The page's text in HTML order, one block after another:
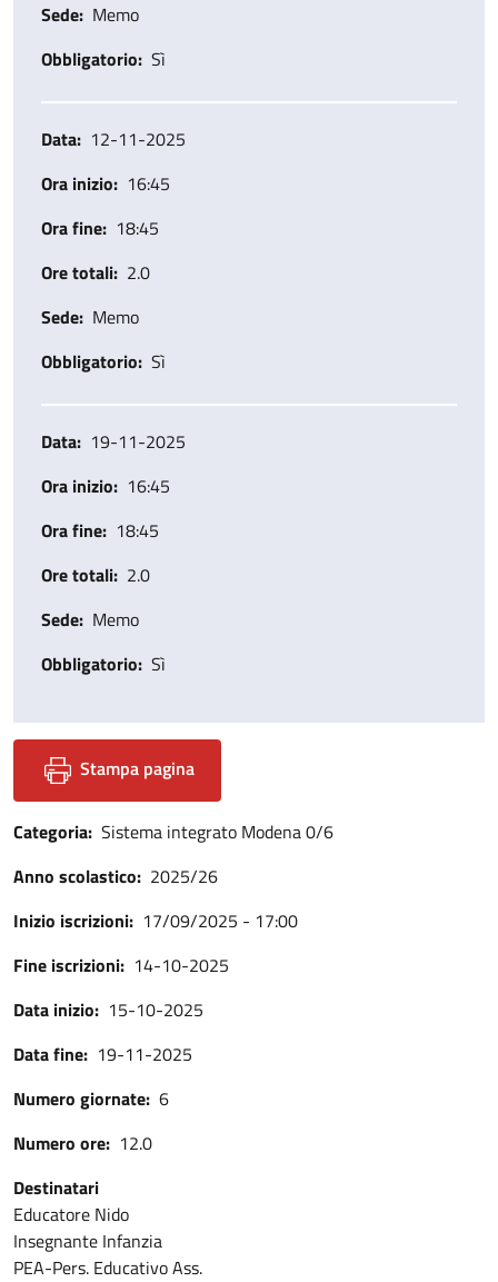
Sede Memo
Obbligatorio Sì
Data 12-11-2025
Ora inizio
16:45
Ora fine 18:45
Ore totali 2.0
Sede Memo
Obbligatorio Sì
Data 19-11-2025
Ora inizio
16:45
Ora fine 18:45
Ore totali 2.0
Sede Memo
Obbligatorio Sì
Stampa pagina
Categoria Sistema integrato Modena 0/6
Anno scolastico 2025/26
Inizio iscrizioni 17/09/2025 - 17:00
Fine iscrizioni 14-10-2025
Data inizio
15-10-2025
Data fine 19-11-2025
Numero giornate 6
Numero ore 12.0
Destinatari
Educatore Nido
Insegnante Infanzia
PEA-Pers. Educativo Ass.